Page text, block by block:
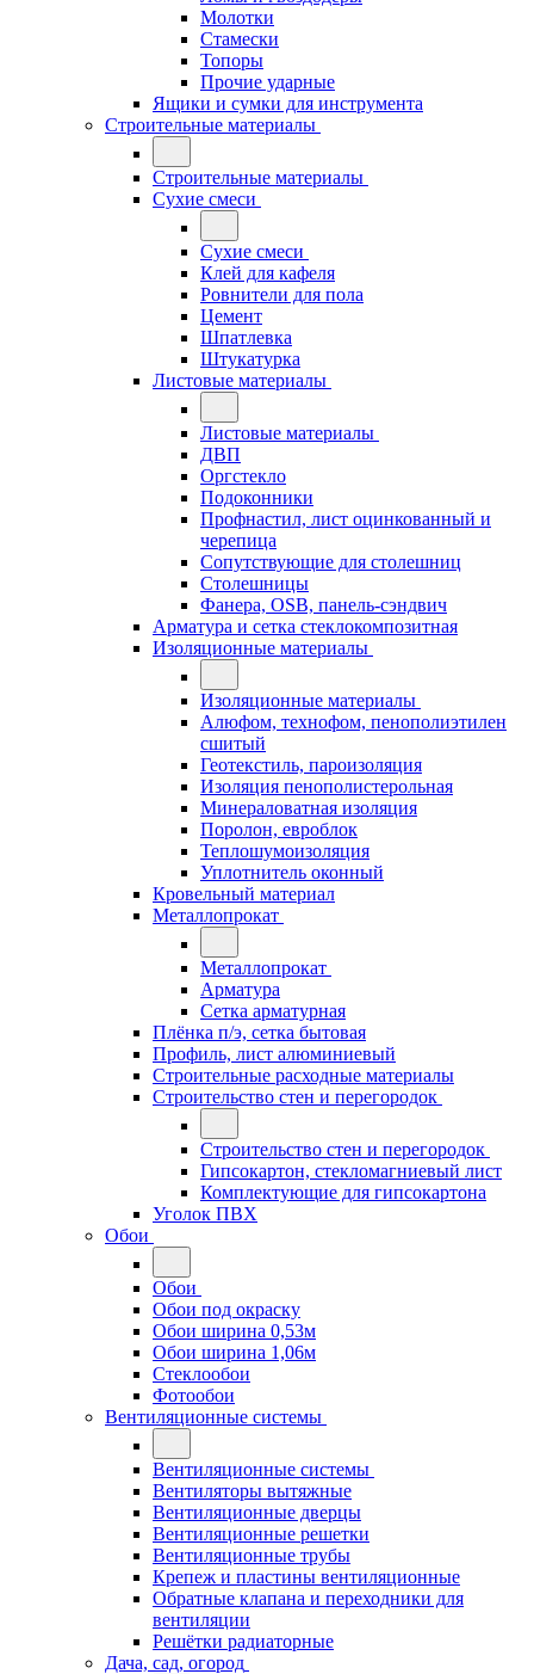
Молотки
Стамески
Топоры
Прочие ударные
Ящики и сумки для инструмента
Строительные материалы
Строительные материалы
Сухие смеси
Сухие смеси
Клей для кафеля
Ровнители для пола
Цемент
Шпатлевка
Штукатурка
Листовые материалы
Листовые материалы
ДВП
Оргстекло
Подоконники
Профнастил, лист оцинкованный и
черепица
Сопутствующие для столешниц
Столешницы
Фанера, OSB, панель-сэндвич
Арматура и сетка стеклокомпозитная
Изоляционные материалы
Изоляционные материалы
Алюфом, технофом, пенополиэтилен
сшитый
Геотекстиль, пароизоляция
Изоляция пенополистерольная
Минераловатная изоляция
Поролон, евроблок
Теплошумоизоляция
Уплотнитель оконный
Кровельный материал
Металлопрокат
Металлопрокат
Арматура
Сетка арматурная
Плёнка п/э, сетка бытовая
Профиль, лист алюминиевый
Строительные расходные материалы
Строительство стен и перегородок
Строительство стен и перегородок
Гипсокартон, стекломагниевый лист
Комплектующие для гипсокартона
Уголок ПВХ
Обои
Обои
Обои под окраску
Обои ширина 0,53м
Обои ширина 1,06м
Стеклообои
Фотообои
Вентиляционные системы
Вентиляционные системы
Вентиляторы вытяжные
Вентиляционные дверцы
Вентиляционные решетки
Вентиляционные трубы
Крепеж и пластины вентиляционные
Обратные клапана и переходники для
вентиляции
Решётки радиаторные
Дача, сад, огород